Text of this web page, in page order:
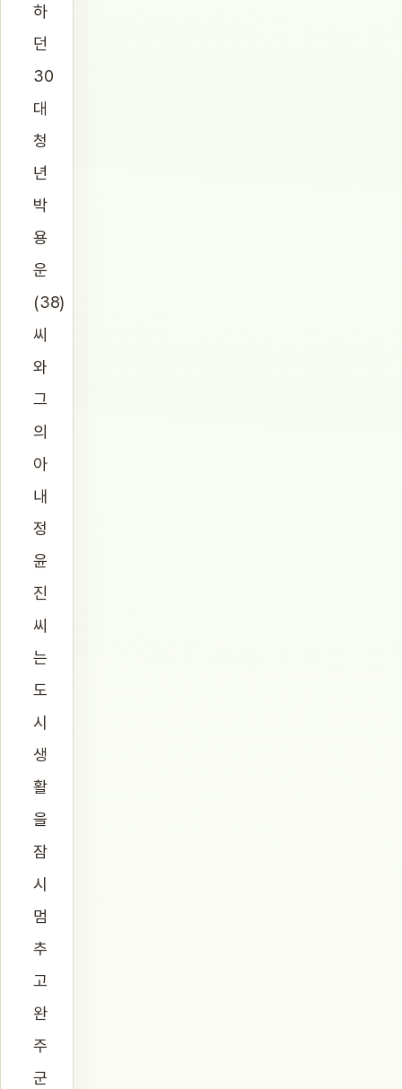
하
던
30
대
청
년
박
용
운
(38)
씨
와
그
의
아
내
정
윤
진
씨
는
도
시
생
활
을
잠
시
멈
추
고
완
주
군